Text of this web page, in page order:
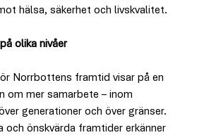
hälsa, säkerhet och livskvalitet.
olika nivåer
Norrbottens framtid visar på en
om mer samarbete – inom
generationer och över gränser.
och önskvärda framtider erkänner